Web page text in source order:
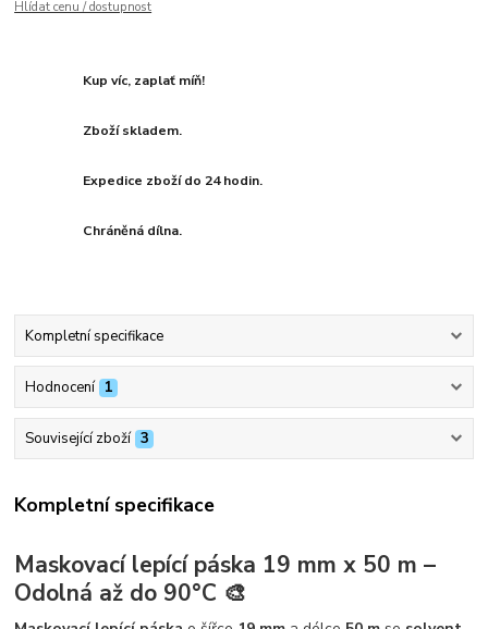
Hlídat cenu / dostupnost
Kup víc, zaplať míň!
Zboží skladem.
Expedice zboží do 24 hodin.
Chráněná dílna.
Kompletní specifikace
Hodnocení 1
Související zboží 3
Kompletní specifikace
Maskovací lepící páska 19 mm x 50 m –
Odolná až do 90°C 🎨